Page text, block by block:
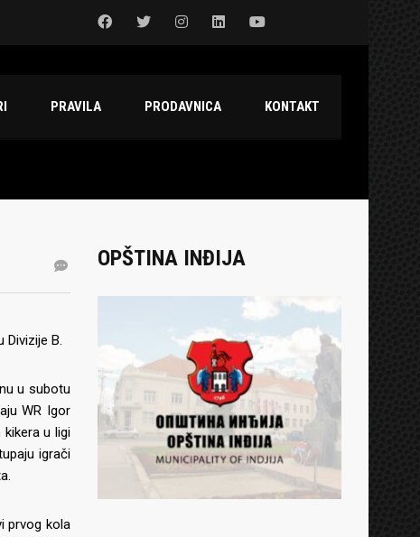
PRAVILA PRODAVNICA KONTAKT
Divizije B.
u subotu
WR Igor
u ligi
igrači
prvog kola
OPŠTINA INĐIJA